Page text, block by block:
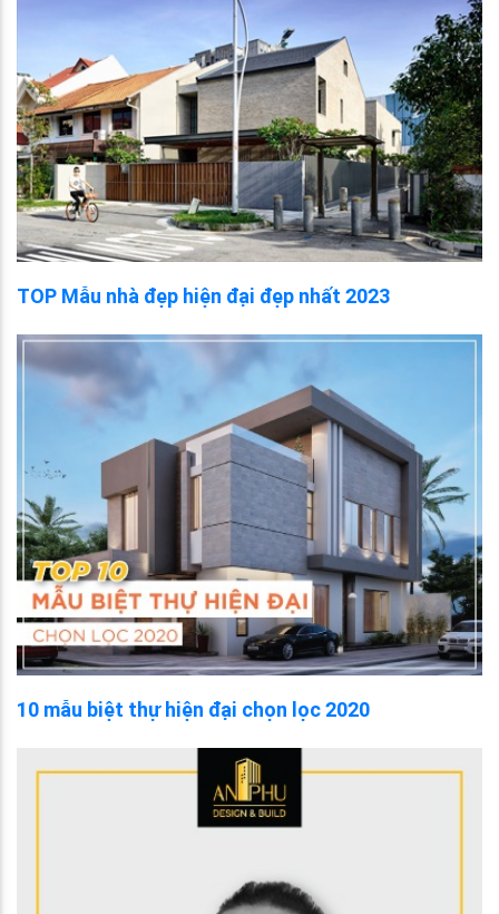
TOP Mẫu nhà đẹp hiện đại đẹp nhất 2023
10 mẫu biệt thự hiện đại chọn lọc 2020